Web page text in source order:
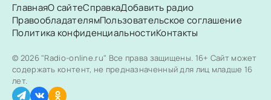
ГлавнаяО сайтеСправкаДобавить радио
ПравообладателямПользовательское соглашение
Политика конфиденциальностиКонтакты
© 2026 "Radio-online.ru" Все права защищены. 16+ Сайт может
содержать контент, не предназначенный для лиц младше 16
лет.